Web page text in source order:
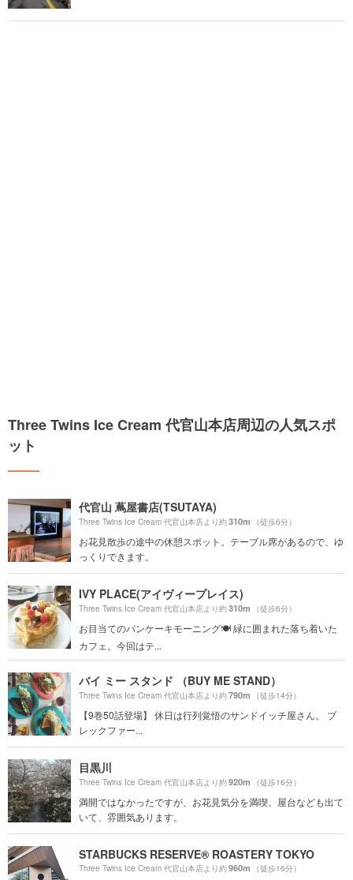
Three Twins Ice Cream 代官山本店周辺の人気スポ
ット
代官山 蔦屋書店(TSUTAYA)
Three Twins Ice Cream 代官山本店より約310m （徒歩6分）
お花見散歩の途中の休憩スポット。テーブル席があるので、ゆ
っくりできます。
IVY PLACE(アイヴィープレイス)
Three Twins Ice Cream 代官山本店より約310m （徒歩6分）
お目当てのパンケーキモーニング🍽 緑に囲まれた落ち着いた
カフェ。今回はテ...
バイ ミー スタンド （BUY ME STAND）
Three Twins Ice Cream 代官山本店より約790m （徒歩14分）
【9巻50話登場】 休日は行列覚悟のサンドイッチ屋さん。 ブ
レックファー...
目黒川
Three Twins Ice Cream 代官山本店より約920m （徒歩16分）
満開ではなかったですが、お花見気分を満喫。屋台なども出て
いて、雰囲気あります。
STARBUCKS RESERVE® ROASTERY TOKYO
Three Twins Ice Cream 代官山本店より約960m （徒歩16分）